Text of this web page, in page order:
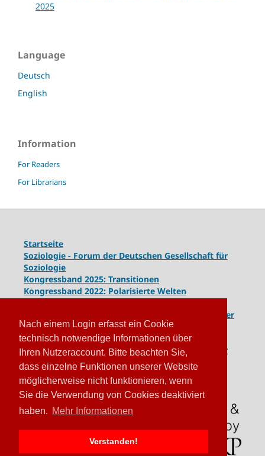
Nach einem Login erfasst ein Cookie
technisch notwendige Informationen über
Ihren Nutzeraccount. Bitte beachten Sie,
dass einzelne Funktionen unserer Website
möglicherweise nicht funktionieren, wenn
Sie die Verwendung von Cookies deaktiviert
haben. Mehr Informationen
Verstanden!
2025
Language
Deutsch
English
Information
For Readers
For Librarians
Startseite
Soziologie - Forum der Deutschen Gesellschaft für
Soziologie
Kongressband 2025: Transitionen
Kongressband 2022: Polarisierte Welten
Komplexe Dynamiken globaler
und lokaler Entwicklungen
Kongressband 2016: Geschlossene Gesellschaften
Kongressband 2014: Routinen der Krise - Krise der
Routinen